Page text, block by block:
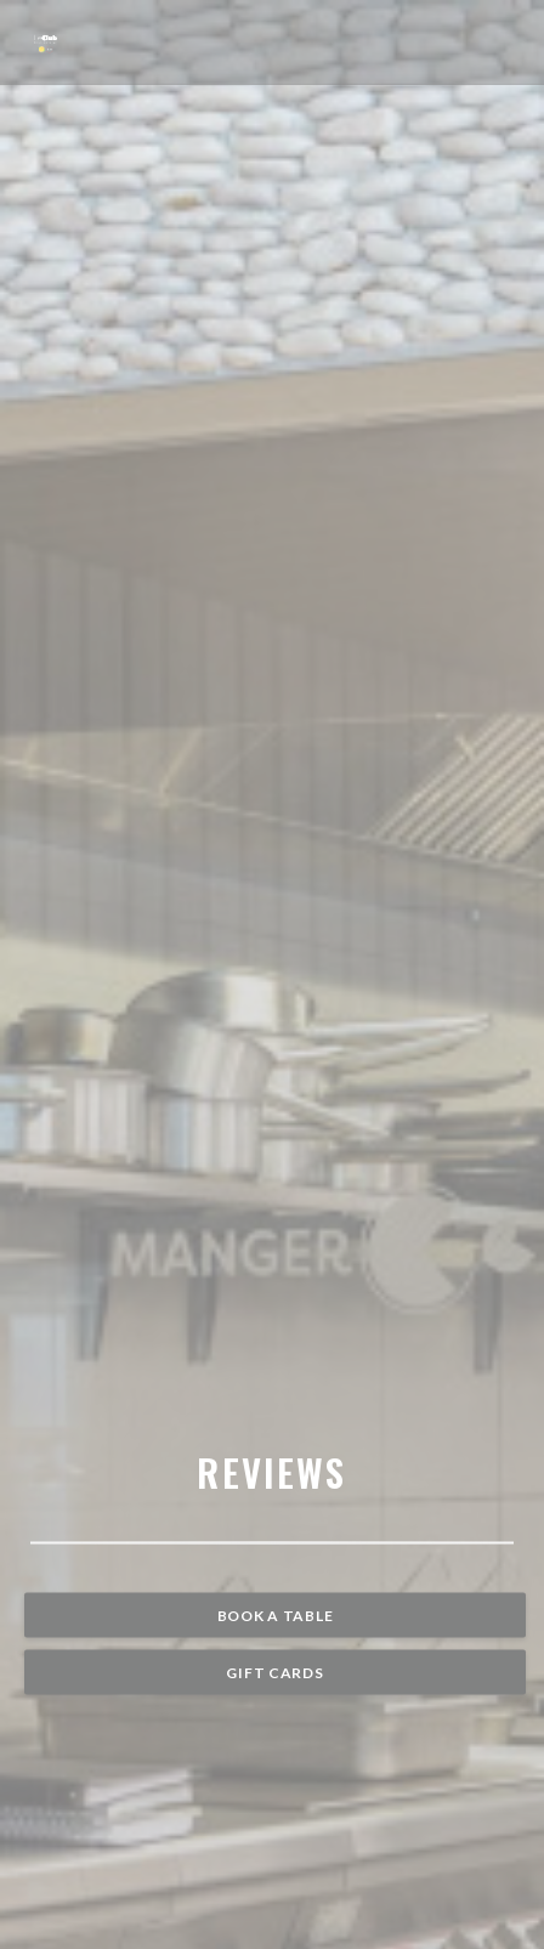
Personalizing your cookie choices
REVIEWS
BOOK A TABLE
GIFT CARDS